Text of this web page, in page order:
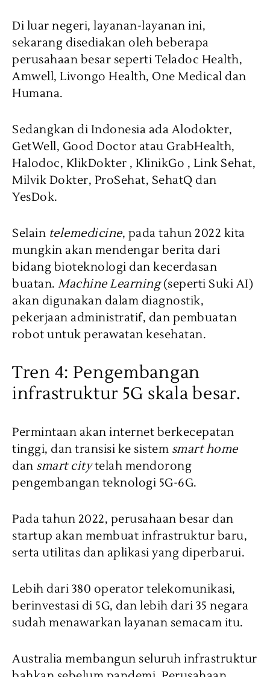
Di luar negeri, layanan-layanan ini,
sekarang disediakan oleh beberapa
perusahaan besar seperti Teladoc Health,
Amwell, Livongo Health, One Medical dan
Humana.
Sedangkan di Indonesia ada Alodokter,
GetWell, Good Doctor atau GrabHealth,
Halodoc, KlikDokter , KlinikGo , Link Sehat,
Milvik Dokter, ProSehat, SehatQ dan
YesDok.
Selain telemedicine, pada tahun 2022 kita
mungkin akan mendengar berita dari
bidang bioteknologi dan kecerdasan
buatan. Machine Learning(seperti Suki AI)
akan digunakan dalam diagnostik,
pekerjaan administratif, dan pembuatan
robot untuk perawatan kesehatan.
Tren 4: Pengembangan
infrastruktur 5G skala besar.
Permintaan akan internet berkecepatan
tinggi, dan transisi ke sistem smart home
dan smart citytelah mendorong
pengembangan teknologi 5G-6G.
Pada tahun 2022, perusahaan besar dan
startup akan membuat infrastruktur baru,
serta utilitas dan aplikasi yang diperbarui.
Lebih dari 380 operator telekomunikasi,
berinvestasi di 5G, dan lebih dari 35 negara
sudah menawarkan layanan semacam itu.
Australia membangun seluruh infrastruktur